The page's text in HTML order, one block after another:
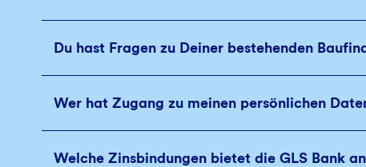
Du hast Fragen zu Deiner bestehenden
Wer hat Zugang zu meinen persönlichen
Welche Zinsbindungen bietet die GLS Bank